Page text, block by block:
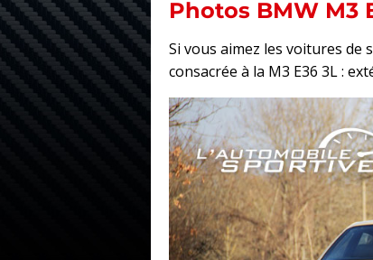
Photos BMW M3
Si vous aimez les voitures
consacrée à la M3 E36 3L :